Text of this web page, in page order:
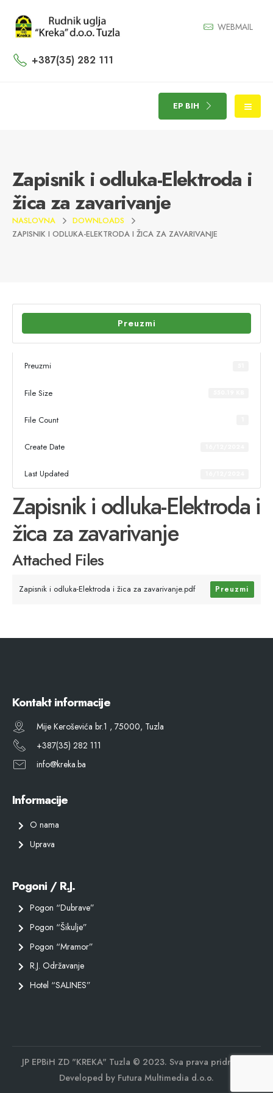
WEBMAIL
+387(35) 282 111
EP BIH
Zapisnik i odluka-Elektroda i
žica za zavarivanje
NASLOVNA
DOWNLOADS
ZAPISNIK I ODLUKA-ELEKTRODA I ŽICA ZA ZAVARIVANJE
Preuzmi
Preuzmi
File Size
File Count
Create Date
Last Updated
Zapisnik i odluka-Elektroda i
žica za zavarivanje
Attached Files
Zapisnik i odluka-Elektroda i žica za zavarivanje.pdf Preuzmi
Kontakt informacije
Mije Keroševića br.1 , 75000, Tuzla
+387(35) 282 111
info@kreka.ba
Informacije
O nama
Uprava
Pogoni / R.J.
Pogon “Dubrave”
Pogon “Šikulje”
Pogon “Mramor”
R.J. Održavanje
Hotel “SALINES”
JP EPBiH ZD "KREKA" Tuzla © 2023. Sva prava pridržana.
Developed by Futura Multimedia d.o.o.